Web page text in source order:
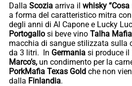
Dalla Scozia arriva il whisky “Cosa
a forma del caratteristico mitra
degli anni di Al Capone e Lucky
Portogallo si beve vino Talha
macchia di sangue stilizzata sulla
da 3 litri. In Germania si produce il
Marco’s, un condimento per la
PorkMafia Texas Gold che non
dalla Finlandia.